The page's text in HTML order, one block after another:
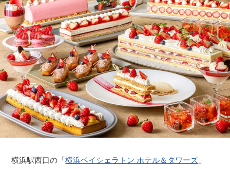
横浜駅西口の「横浜ベイシェラトン ホテル＆タワーズ 」